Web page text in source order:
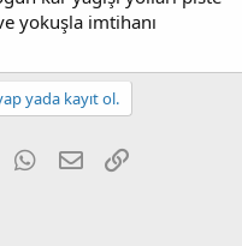
yokuşla imtihanı
yada kayıt ol.
Tumblr WhatsApp
E-posta